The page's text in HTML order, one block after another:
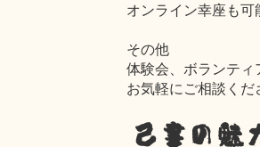
オンライン幸座も可
その他
体験会、ボランティ
お気軽にご相談くだ
己書の魅